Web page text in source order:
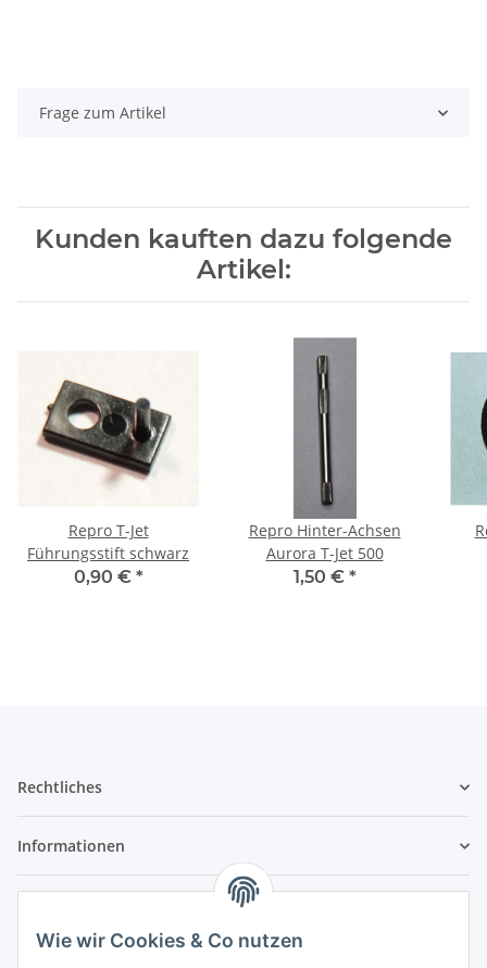
Wie wir Cookies & Co nutzen
Frage zum Artikel
Kunden kauften dazu folgende
Artikel:
Repro T-Jet
Führungsstift schwarz
0,90 € *
Repro Hinter-Achsen
Aurora T-Jet 500
1,50 € *
Rechtliches
Informationen